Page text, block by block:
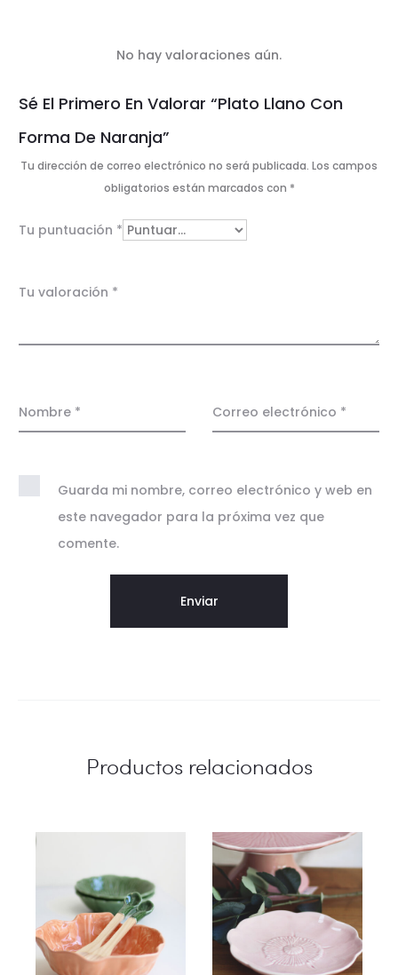
V
a
l
r
c
o
e
No hay valoraciones aún.
Sé El Primero En Valorar “Plato Llano Con
Forma De Naranja”
Tu dirección de correo electrónico no será publicada. Los campos
obligatorios están marcados con *
Tu puntuación *
Tu valoración *
Nombre * Correo electrónico *
Guarda mi nombre, correo electrónico y web en
este navegador para la próxima vez que
comente.
Productos relacionados